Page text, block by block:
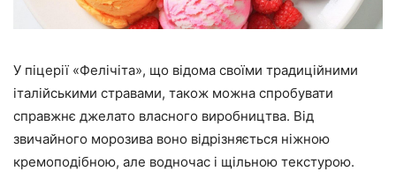
У піцерії «Фелічіта», що відома своїми традиційними
італійськими стравами, також можна спробувати
справжнє джелато власного виробництва. Від
звичайного морозива воно відрізняється ніжною
кремоподібною, але водночас і щільною текстурою.